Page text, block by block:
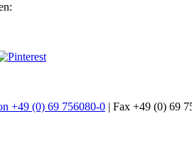
+49 (0) 69 756080-0 | Fax +49 (0) 69